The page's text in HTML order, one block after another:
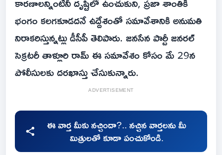
భంగం కలగకూడదనే ఉద్దేశంతో సమావేశానికి అనుమతి
నిరాకరిస్తున్నట్లు డీసీపీ తెలిపారు. జనసేన పార్టీ జనరల్
సెక్రటరీ తాళ్లూరి రామ్ ఈ సమావేశం కోసం మే 29న
పోలీసులకు దరఖాస్తు చేసుకున్నారు.
ADVERTISEMENT
ఈ వార్త మీకు నచ్చిందా?.. నచ్చిన వార్తలను మీ
మిత్రులతో కూడా పంచుకోండి.